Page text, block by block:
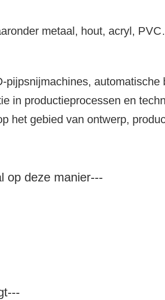
metaal, hout, acryl,
automatische
in productieprocessen en
het gebied van ontwerp,
op deze manier---